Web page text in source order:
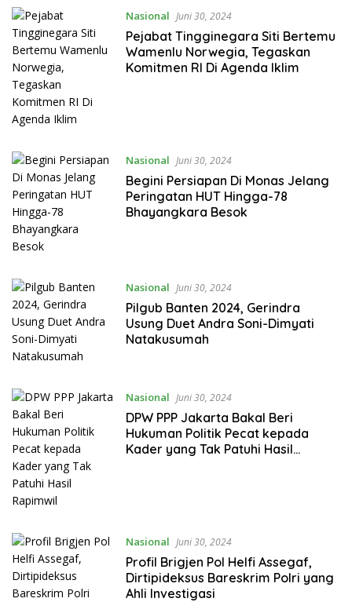
Nasional Juni 30, 2024
Pejabat Tingginegara Siti Bertemu
Wamenlu Norwegia, Tegaskan
Komitmen RI Di Agenda Iklim
Nasional Juni 30, 2024
Begini Persiapan Di Monas Jelang
Peringatan HUT Hingga-78
Bhayangkara Besok
Nasional Juni 30, 2024
Pilgub Banten 2024, Gerindra
Usung Duet Andra Soni-Dimyati
Natakusumah
Nasional Juni 30, 2024
DPW PPP Jakarta Bakal Beri
Hukuman Politik Pecat kepada
Kader yang Tak Patuhi Hasil
Nasional Juni 30, 2024
Profil Brigjen Pol Helfi Assegaf,
Dirtipideksus Bareskrim Polri yang
Ahli Investigasi